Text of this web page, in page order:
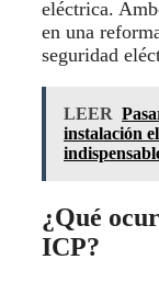
eléctrica.
en una
seguridad
LEER
instalación
¿Qué
ICP?